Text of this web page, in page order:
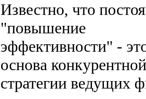
Известно, что
"повышение
эффективности" -
основа конкурентной
стратегии ведущих